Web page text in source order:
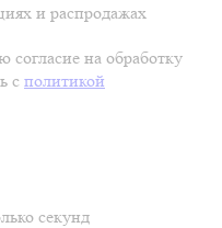
и распродажах
согласие на обработку
с политикой
секунд